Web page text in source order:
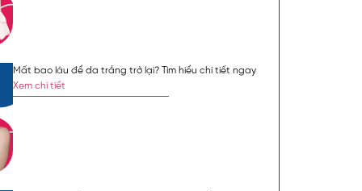
trở nên gợi cảm và
pháp được ưa
tắm trắng
sống hơn.
dưỡng làn da từ
đều màu. Dưỡng
xuất từ nguyên
Mất bao lâu để da trắng trở lại? Tìm hiểu chi tiết ngay
Xem chi tiết